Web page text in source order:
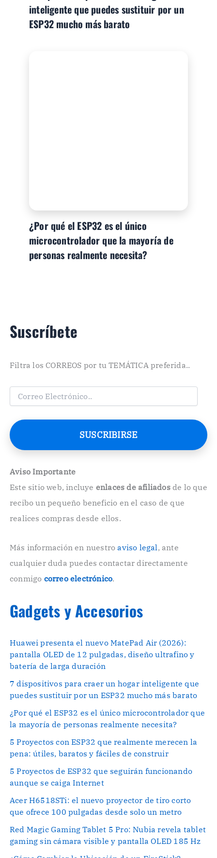
inteligente que puedes sustituir por un
ESP32 mucho más barato
¿Por qué el ESP32 es el único
microcontrolador que la mayoría de
personas realmente necesita?
Suscríbete
Filtra los CORREOS por tu TEMÁTICA preferida..
C
e
o
e
t
ó
n
o
.
SUSCRIBIRSE
Aviso Importante
Este sitio web, incluye enlaces de afiliadosde lo que
recibo un pequeño beneficio en el caso de que
realices compras desde ellos.
Más información en nuestroaviso legal , ante
cualquier duda puedes contactar directamente
conmigo correo electrónico.
Gadgets y Accesorios
Huawei presenta el nuevo MatePad Air (2026):
pantalla OLED de 12 pulgadas, diseño ultrafino y
batería de larga duración
7 dispositivos para craer un hogar inteligente que
puedes sustituir por un ESP32 mucho más barato
¿Por qué el ESP32 es el único microcontrolador que
la mayoría de personas realmente necesita?
5 Proyectos con ESP32 que realmente merecen la
pena: útiles, baratos y fáciles de construir
5 Proyectos de ESP32 que seguirán funcionando
aunque se caiga Internet
Acer H6518STi: el nuevo proyector de tiro corto
que ofrece 100 pulgadas desde solo un metro
Red Magic Gaming Tablet 5 Pro: Nubia revela tablet
gaming sin cámara visible y pantalla OLED 185 Hz